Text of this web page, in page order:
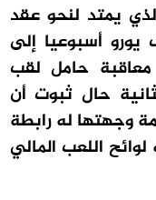
(24 عاما) الذي يمتد لنحو عقد
تقريبا مقابل 600 ألف يورو أسبوعيا إلى
حامل لقب
حال ثبوت أن
في أكثر من 100 تهمة وجهتها له رابطة
لوائح اللعب المالي